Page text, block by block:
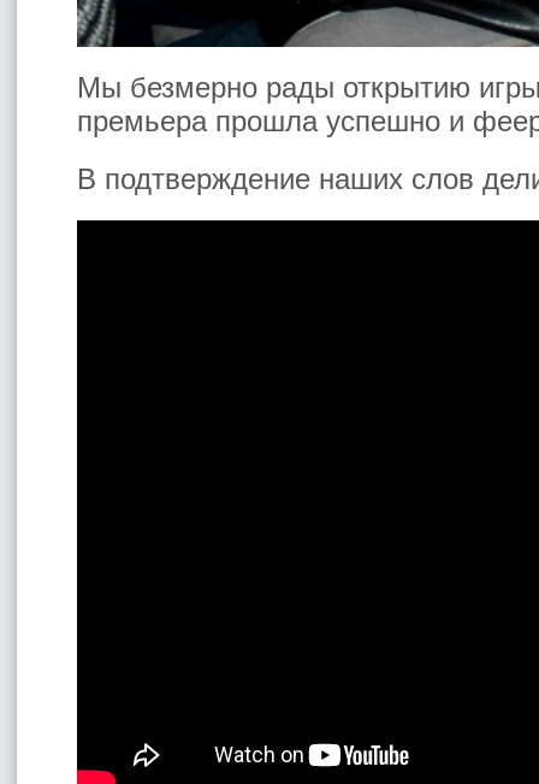
Мы безмерно рады открытию
премьера прошла успешно и
В подтверждение наших слов